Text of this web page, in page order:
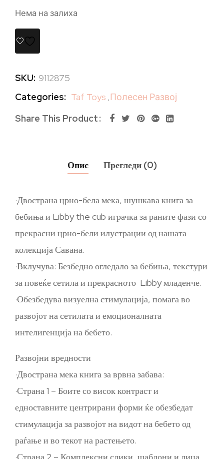
Нема на залиха
SKU: 9112875
Categories: Taf Toys ,Полесен Развој
Share This Product
Опис Прегледи (0)
·Двострана црно-бела мека, шушкава книга за
бебиња и Libby the cub играчка за раните фази со
прекрасни црно-бели илустрации од нашата
колекција Савана.
·Вклучува: Безбедно огледало за бебиња, текстури
за повеќе сетила и прекрасното Libby младенче.
·Обезбедува визуелна стимулација, помага во
развојот на сетилата и емоционалната
интелигенција на бебето.
Развојни вредности
·Двострана мека книга за врвна забава:
·Страна 1 – Боите со висок контраст и
едноставните центрирани форми ќе обезбедат
стимулација за развојот на видот на бебето од
раѓање и во текот на растењето.